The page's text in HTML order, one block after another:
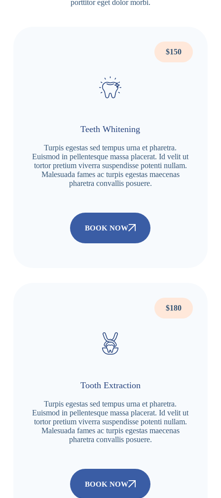
porttitor eget dolor morbi.
$150
Teeth Whitening
Turpis egestas sed tempus urna et pharetra.
Euismod in pellentesque massa placerat. Id velit ut
tortor pretium viverra suspendisse potenti nullam.
Malesuada fames ac turpis egestas maecenas
pharetra convallis posuere.
BOOK NOW
$180
Tooth Extraction
Turpis egestas sed tempus urna et pharetra.
Euismod in pellentesque massa placerat. Id velit ut
tortor pretium viverra suspendisse potenti nullam.
Malesuada fames ac turpis egestas maecenas
pharetra convallis posuere.
BOOK NOW